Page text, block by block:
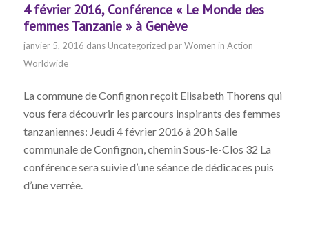
4 février 2016, Conférence « Le Monde des
femmes Tanzanie » à Genève
janvier 5, 2016 dans Uncategorized parWomen in Action
Worldwide
La commune de Confignon reçoit Elisabeth Thorens qui
vous fera découvrir les parcours inspirants des femmes
tanzaniennes: Jeudi 4 février 2016 à 20 h Salle
communale de Confignon, chemin Sous-le-Clos 32 La
conférence sera suivie d’une séance de dédicaces puis
d’une verrée.